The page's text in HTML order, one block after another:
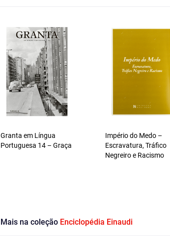
Granta em Língua
Portuguesa 14 – Graça
Império do Medo –
Escravatura, Tráfico
Negreiro e Racismo
Mais na coleção Enciclopédia Einaudi